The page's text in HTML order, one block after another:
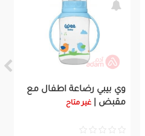
وي بيبي رضاعة اطفال مع
مقبض |
غير متاح